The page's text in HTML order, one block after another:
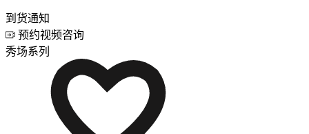
到货通知
预约视频咨询
秀场系列